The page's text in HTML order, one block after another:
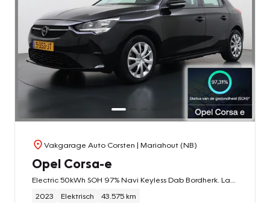
Vakgarage Auto Corsten | Mariahout (NB)
Opel Corsa-e
2023
Elektrisch 43.575 km